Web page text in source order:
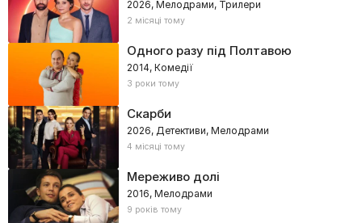
2026, Мелодрами, Трилери
2 місяці тому
Одного разу під Полтавою
2014, Комедії
3 роки тому
Скарби
2026, Детективи, Мелодрами
4 місяці тому
Мереживо долі
2016, Мелодрами
9 років тому